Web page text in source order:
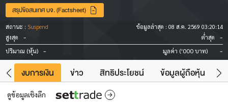
สรุปข้อสนเทศ บจ. (Factsheet)
สถานะ : Suspend ข้อมูลล่าสุด : 08 ส.ค. 2569 03:20:14
สูงสุด
- ต่ำสุด -
ปริมาณ (หุ้น) - มูลค่า ('000 บาท) -
งบการเงิน ข่าว สิทธิประโยชน์ ข้อมูลผู้ถือหุ้น
ดูข้อมูลเชิงลึก